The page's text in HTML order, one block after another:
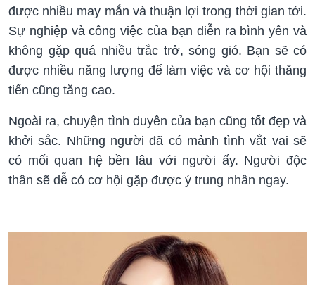
được nhiều may mắn và thuận lợi trong thời gian tới.
Sự nghiệp và công việc của bạn diễn ra bình yên và
không gặp quá nhiều trắc trở, sóng gió. Bạn sẽ có
được nhiều năng lượng để làm việc và cơ hội thăng
tiến cũng tăng cao.
Ngoài ra, chuyện tình duyên của bạn cũng tốt đẹp và
khởi sắc. Những người đã có mảnh tình vắt vai sẽ
có mối quan hệ bền lâu với người ấy. Người độc
thân sẽ dễ có cơ hội gặp được ý trung nhân ngay.